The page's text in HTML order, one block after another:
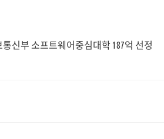
신부 소프트웨어중심대학 187억 선정